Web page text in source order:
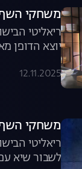
משחקי השף, עונה 8, פרק 3:
ריאליטי
יוצא הדופן
12.11.2025
משחקי השף, עונה 8, פרק 4:
ריאליטי
לשבור שיא